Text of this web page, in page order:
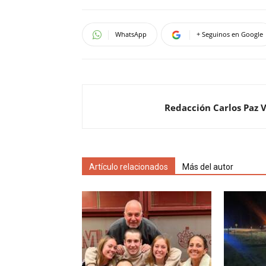
WhatsApp + Seguinos en Google
Redacción Carlos Paz
Artículo relacionados Más del autor